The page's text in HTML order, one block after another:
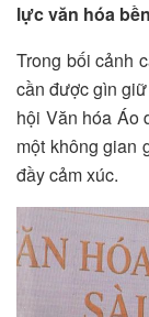
lực văn hóa
Trong bối cảnh
cần được gìn
hội Văn hóa Áo
một không gian
đầy cảm xúc.